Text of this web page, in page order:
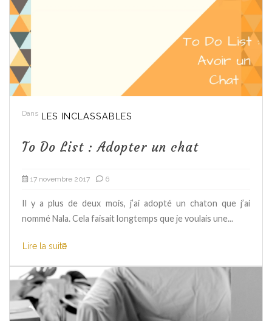
Dans LES INCLASSABLES
To Do List : Adopter un chat
17 novembre 2017 6
Il y a plus de deux mois, j’ai adopté un chaton que j’ai
nommé Nala. Cela faisait longtemps que je voulais une...
Lire la suite